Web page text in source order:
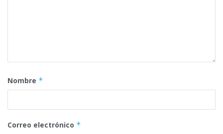
Nombre *
Correo electrónico *